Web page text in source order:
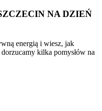
NA DZIEŃ
energią i wiesz, jak
kilka pomysłów na